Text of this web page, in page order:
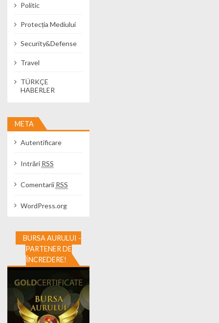
Politic
Protecția Mediului
Security&Defense
Travel
TÜRKÇE
HABERLER
META
Autentificare
Intrări RSS
Comentarii RSS
WordPress.org
BURSA AURULUI -
PARTENER DE
ÎNCREDERE!